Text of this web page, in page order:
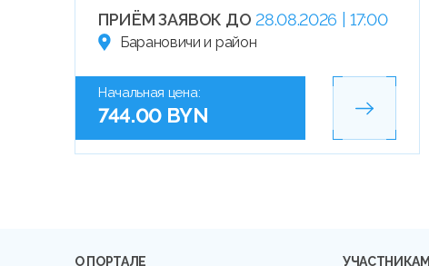
ПРИЁМ ЗАЯВОК ДО 28.08.2026 | 17:00
Барановичи и район
Начальная цена:
744.00 BYN
О ПОРТАЛЕ УЧАСТНИКАМ